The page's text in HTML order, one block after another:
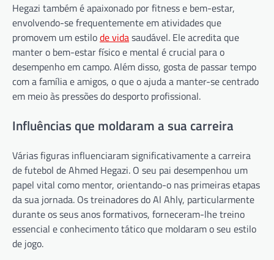
Hegazi também é apaixonado por fitness e bem-estar,
envolvendo-se frequentemente em atividades que
promovem um estilode vidasaudável. Ele acredita que
manter o bem-estar físico e mental é crucial para o
desempenho em campo. Além disso, gosta de passar tempo
com a família e amigos, o que o ajuda a manter-se centrado
em meio às pressões do desporto profissional.
Influências que moldaram a sua carreira
Várias figuras influenciaram significativamente a carreira
de futebol de Ahmed Hegazi. O seu pai desempenhou um
papel vital como mentor, orientando-o nas primeiras etapas
da sua jornada. Os treinadores do Al Ahly, particularmente
durante os seus anos formativos, forneceram-lhe treino
essencial e conhecimento tático que moldaram o seu estilo
de jogo.